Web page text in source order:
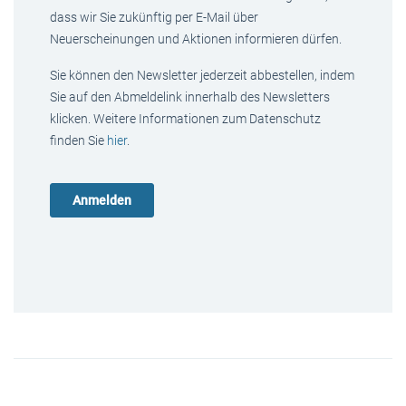
dass wir Sie zukünftig per E-Mail über
Neuerscheinungen und Aktionen informieren dürfen.
Sie können den Newsletter jederzeit abbestellen, indem
Sie auf den Abmeldelink innerhalb des Newsletters
klicken. Weitere Informationen zum Datenschutz
finden Sie hier.